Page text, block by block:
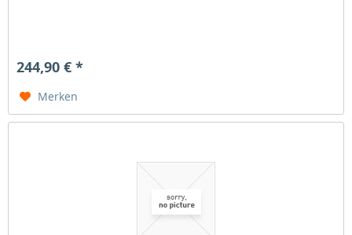
244,90 € *
Merken